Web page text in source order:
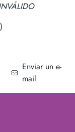
Enviar un e-
mail